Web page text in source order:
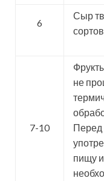
6
Сыр
сортов
7-10
не
Перед
пищу